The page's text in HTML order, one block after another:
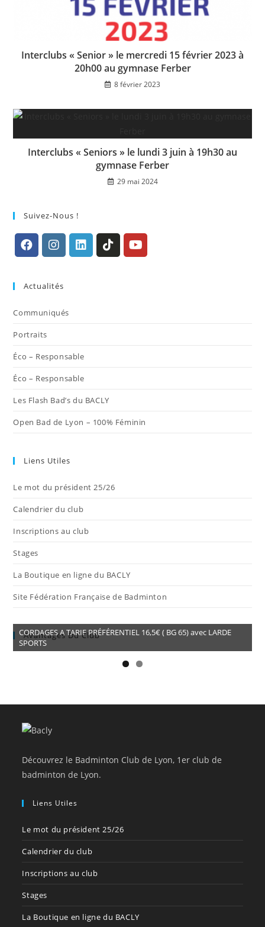
Interclubs « Senior » le mercredi 15 février 2023 à
20h00 au gymnase Ferber
8 février 2023
Interclubs « Seniors » le lundi 3 juin à 19h30 au
gymnase Ferber
29 mai 2024
Suivez-Nous !
un
nouvel
nouvel
Actualités
Communiqués
Portraits
Éco – Responsable
Éco – Responsable
Les Flash Bad’s du BACLY
Open Bad de Lyon – 100% Féminin
Liens Utiles
Le mot du président 25/26
Calendrier du club
Inscriptions au club
Stages
La Boutique en ligne du BACLY
Site Fédération Française de Badminton
Avantages Du Club
CORDAGES A TARIF PRÉFÉRENTIEL 16,5€ ( BG 65) avec LARDE
SPORTS
Découvrez le Badminton Club de Lyon, 1er club de
badminton de Lyon.
Liens Utiles
Le mot du président 25/26
Calendrier du club
Inscriptions au club
Stages
La Boutique en ligne du BACLY